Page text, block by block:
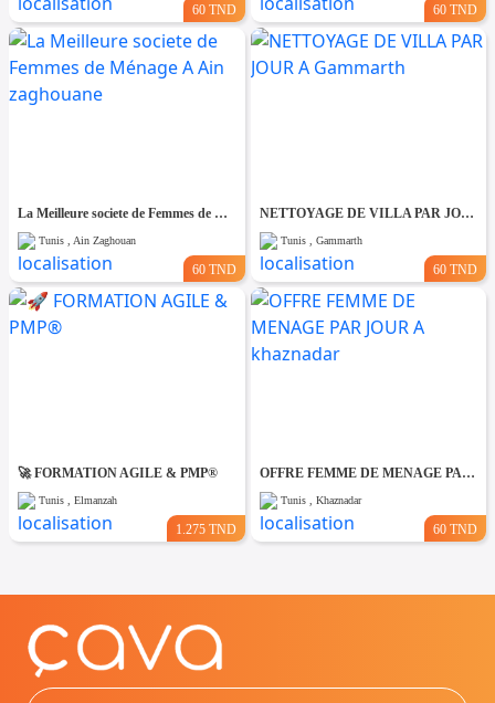
60 TND 60 TND
La Meilleure societe de Femmes de Ménage A Ain zaghouane
Tunis , Ain Zaghouan
60 TND
NETTOYAGE DE VILLA PAR JOUR A Gammarth
Tunis , Gammarth
60 TND
🚀 FORMATION AGILE & PMP®
Tunis , Elmanzah
1.275 TND
OFFRE FEMME DE MENAGE PAR JOUR A khaznadar
Tunis , Khaznadar
60 TND